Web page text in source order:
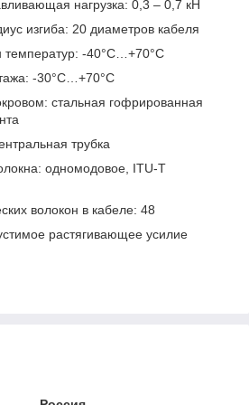
нагрузка: 0,3 – 0,7 кН
изгиба: 20 диаметров кабеля
температур: -40°С…+70°С
-30°С…+70°С
стальная гофрированная
трубка
одномодовое, ITU-T
волокон в кабеле: 48
растягивающее усилие